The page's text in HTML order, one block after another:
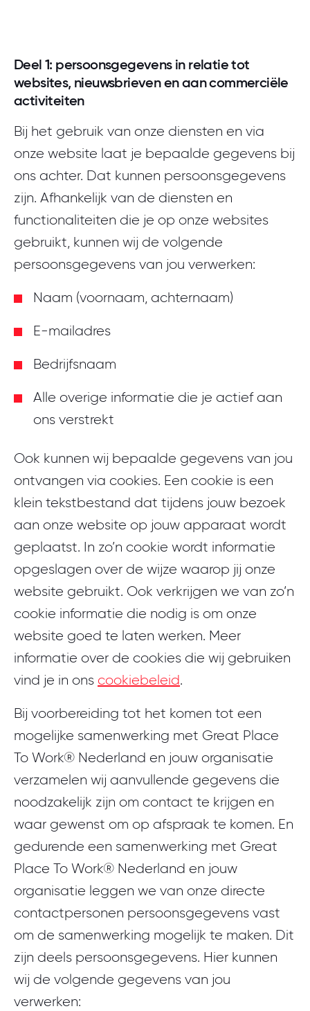
Deel 1: persoonsgegevens in relatie tot
websites, nieuwsbrieven en aan commerciële
activiteiten
Bij het gebruik van onze diensten en via
onze website laat je bepaalde gegevens bij
ons achter. Dat kunnen persoonsgegevens
zijn. Afhankelijk van de diensten en
functionaliteiten die je op onze websites
gebruikt, kunnen wij de volgende
persoonsgegevens van jou verwerken:
Naam (voornaam, achternaam)
E-mailadres
Bedrijfsnaam
Alle overige informatie die je actief aan
ons verstrekt
Ook kunnen wij bepaalde gegevens van jou
ontvangen via cookies. Een cookie is een
klein tekstbestand dat tijdens jouw bezoek
aan onze website op jouw apparaat wordt
geplaatst. In zo’n cookie wordt informatie
opgeslagen over de wijze waarop jij onze
website gebruikt. Ook verkrijgen we van zo’n
cookie informatie die nodig is om onze
website goed te laten werken. Meer
informatie over de cookies die wij gebruiken
vind je in ons cookiebeleid.
Bij voorbereiding tot het komen tot een
mogelijke samenwerking met Great Place
To Work® Nederland en jouw organisatie
verzamelen wij aanvullende gegevens die
noodzakelijk zijn om contact te krijgen en
waar gewenst om op afspraak te komen. En
gedurende een samenwerking met Great
Place To Work® Nederland en jouw
organisatie leggen we van onze directe
contactpersonen persoonsgegevens vast
om de samenwerking mogelijk te maken. Dit
zijn deels persoonsgegevens. Hier kunnen
wij de volgende gegevens van jou
verwerken: